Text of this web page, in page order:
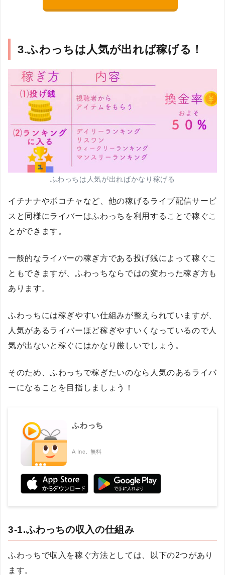
3.ふわっちは人気が出れば稼げる！
ふわっちは人気が出ればかなり稼げる
イチナナやポコチャなど、他の稼げるライブ配信サービ
スと同様にライバーはふわっちを利用することで稼ぐこ
とができます。
一般的なライバーの稼ぎ方である投げ銭によって稼ぐこ
ともできますが、ふわっちならではの変わった稼ぎ方も
あります。
ふわっちには稼ぎやすい仕組みが整えられていますが、
人気があるライバーほど稼ぎやすいくなっているので人
気が出ないと稼ぐにはかなり厳しいでしょう。
そのため、ふわっちで稼ぎたいのなら人気のあるライバ
ーになることを目指しましょう！
ふわっち
A Inc. 無料
3-1.ふわっちの収入の仕組み
ふわっちで収入を稼ぐ方法としては、以下の2つがあり
ます。